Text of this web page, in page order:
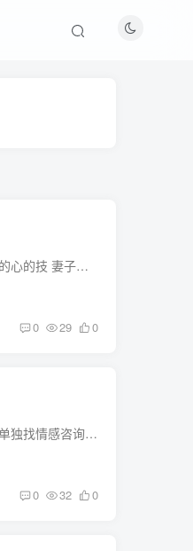
婚姻里怎么挽回老公 成功挽回丈夫的心的技 妻子面对老公出轨，想要挽回的，你需要明白这三件事情： 1、 婚姻出现问题，是两个人的责任 相信每一个女人在出嫁时都没有想过自己的男人有一天会出轨...
0 29 0
情感挽回收费一般都多少钱 如果是单独找情感咨询师，收费一般是按小时收的，当面咨询每小时需要300到1000元不等的。如果是找公司性质的，需要根据事件的情况，当事人的情况给出报价，至少也要上...
0 32 0